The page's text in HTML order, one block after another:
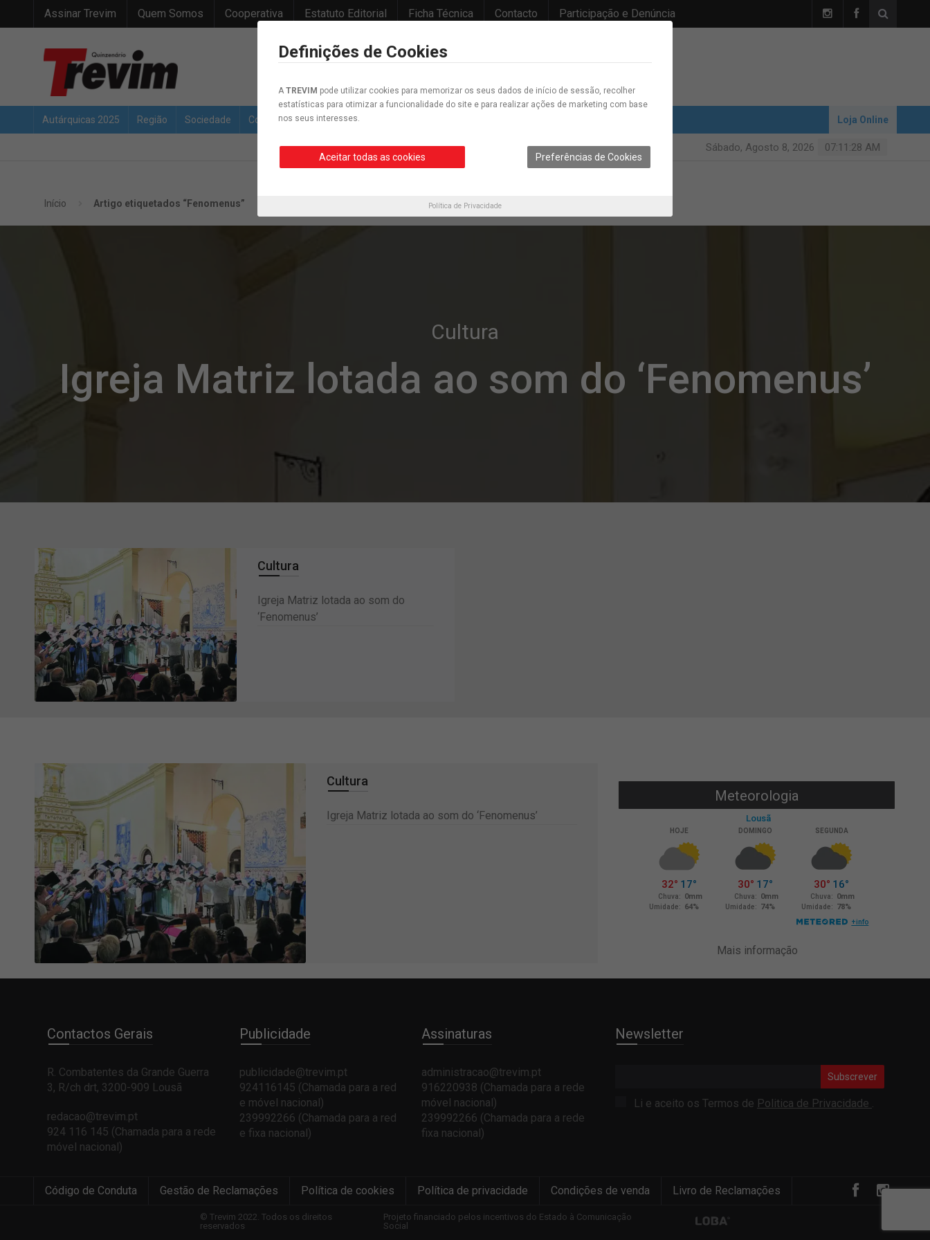
Assinar Trevim Quem Somos Cooperativa Estatuto Editorial Ficha Técnica Contacto Participação e Denúncia
Autárquicas 2025 Região Sociedade Concelho Desporto Loja Online
07:11:28 AM
Sábado, Agosto 8, 2026
Início Artigo etiquetados “Fenomenus”
Cultura
Igreja Matriz lotada ao som do ‘Fenomenus’
Cultura
Igreja Matriz lotada ao som do
‘Fenomenus’
Cultura
Igreja Matriz lotada ao som do ‘Fenomenus’
Meteorologia
Mais informação
Contactos Gerais
R. Combatentes da Grande Guerra
3, R/ch drt, 3200-909 Lousã
redacao@trevim.pt
924 116 145 (Chamada para a rede
móvel nacional)
Publicidade
publicidade@trevim.pt
924116145 (Chamada para a red
e móvel nacional)
239992266 (Chamada para a red
e fixa nacional)
Assinaturas
administracao@trevim.pt
916220938 (Chamada para a rede
móvel nacional)
239992266 (Chamada para a rede
fixa nacional)
Newsletter
Subscrever
Li e aceito os Termos de Politica de Privacidade .
Código de Conduta Gestão de Reclamações Política de cookies Política de privacidade Condições de venda Livro de Reclamações
© Trevim 2022. Todos os direitos
reservados
Projeto financiado pelos incentivos do Estado à Comunicação
Social
Definições de Cookies
A TREVIM pode utilizar cookies para memorizar os seus dados de início de sessão, recolher
estatísticas para otimizar a funcionalidade do site e para realizar ações de marketing com base
nos seus interesses.
Aceitar todas as cookies Preferências de Cookies
Política de Privacidade